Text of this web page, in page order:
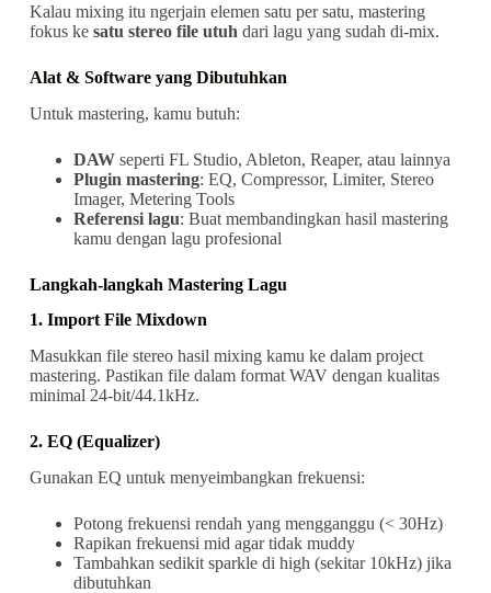
Kalau mixing itu ngerjain elemen satu per satu, mastering
fokus ke satu stereo file utuh dari lagu yang sudah di-mix.
Alat & Software yang Dibutuhkan
Untuk mastering, kamu butuh:
DAWseperti FL Studio, Ableton, Reaper, atau lainnya
Plugin mastering: EQ, Compressor, Limiter, Stereo
Imager, Metering Tools
Referensi lagu: Buat membandingkan hasil mastering
kamu dengan lagu profesional
Langkah-langkah Mastering Lagu
1. Import File Mixdown
Masukkan file stereo hasil mixing kamu ke dalam project
mastering. Pastikan file dalam format WAV dengan kualitas
minimal 24-bit/44.1kHz.
2. EQ (Equalizer)
Gunakan EQ untuk menyeimbangkan frekuensi:
Potong frekuensi rendah yang mengganggu (< 30Hz)
Rapikan frekuensi mid agar tidak muddy
Tambahkan sedikit sparkle di high (sekitar 10kHz) jika
dibutuhkan